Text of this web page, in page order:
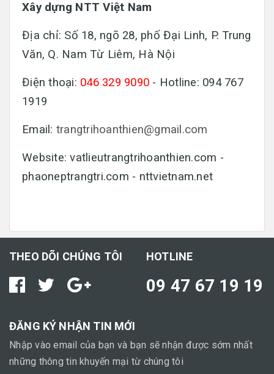
Xây dựng NTT Việt Nam
Địa chỉ: Số 18, ngõ 28, phố Đại Linh, P. Trung
Văn, Q. Nam Từ Liêm, Hà Nội
Điện thoại: 046 329 9090 - Hotline: 094 767
1919
Email: trangtrihoanthien@gmail.com
Website: vatlieutrangtrihoanthien.com -
phaoneptrangtri.com - nttvietnam.net
THEO DÕI CHÚNG TÔI HOTLINE
09 47 67 19 19
ĐĂNG KÝ NHẬN TIN MỚI
Nhập vào email của bạn và bạn sẽ nhận được sớm nhất
những thông tin khuyến mại từ chúng tôi